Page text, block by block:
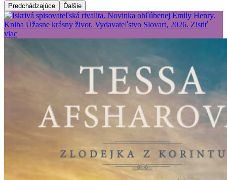
Predchádzajúce Ďalšie